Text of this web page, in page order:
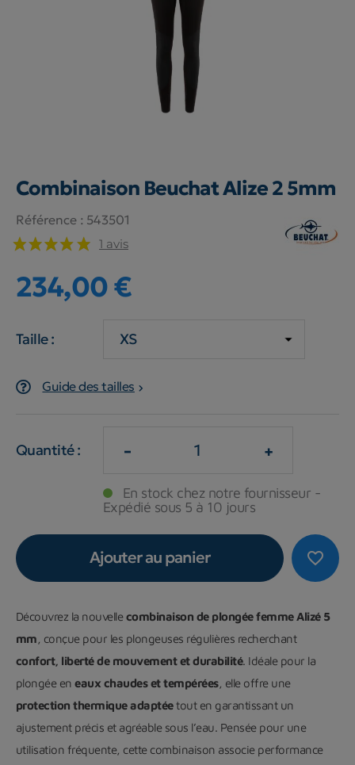
Combinaison Beuchat Alize 2 5mm
Référence : 543501
1 avis
234,00 €
Taille :
Guide des tailles
Quantité : - +
En stock chez notre fournisseur -
Expédié sous 5 à 10 jours
favorite_border
Ajouter au panier
Découvrez la nouvellecombinaison de plongée femme Alizé 5
mm , conçue pour les plongeuses régulières recherchant
confort, liberté de mouvement et durabilité. Idéale pour la
plongée eneaux chaudes et tempérées, elle offre une
protection thermique adaptéetout en garantissant un
ajustement précis et agréable sous l’eau. Pensée pour une
utilisation fréquente, cette combinaison associe performance